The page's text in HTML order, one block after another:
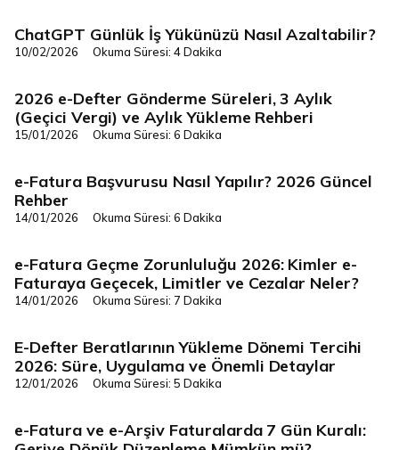
Dijital Dönüşüm
ChatGPT Günlük İş Yükünüzü Nasıl Azaltabilir?
10/02/2026 Okuma Süresi: 4 Dakika
Dijital Dönüşüm
2026 e-Defter Gönderme Süreleri, 3 Aylık
(Geçici Vergi) ve Aylık Yükleme Rehberi
15/01/2026 Okuma Süresi: 6 Dakika
Dijital Dönüşüm
e-Fatura Başvurusu Nasıl Yapılır? 2026 Güncel
Rehber
14/01/2026 Okuma Süresi: 6 Dakika
Dijital Dönüşüm
e-Fatura Geçme Zorunluluğu 2026: Kimler e-
Faturaya Geçecek, Limitler ve Cezalar Neler?
14/01/2026 Okuma Süresi: 7 Dakika
Dijital Dönüşüm
E-Defter Beratlarının Yükleme Dönemi Tercihi
2026: Süre, Uygulama ve Önemli Detaylar
12/01/2026 Okuma Süresi: 5 Dakika
Dijital Dönüşüm
e-Fatura ve e-Arşiv Faturalarda 7 Gün Kuralı: